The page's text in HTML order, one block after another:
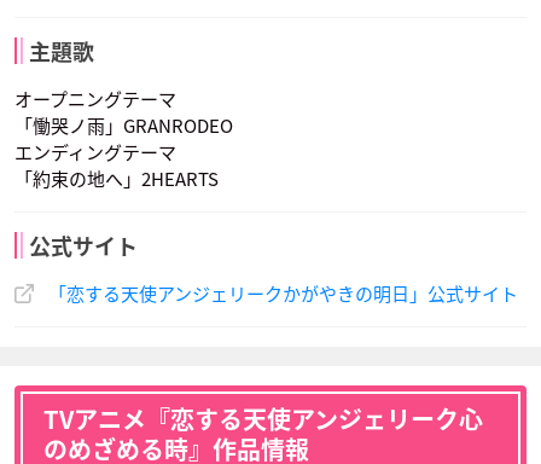
声優：立木文彦
主題歌
オープニングテーマ
「慟哭ノ雨」GRANRODEO
エンディングテーマ
「約束の地へ」2HEARTS
公式サイト
「恋する天使アンジェリークかがやきの明日」公式サイト
TVアニメ『恋する天使アンジェリーク心
のめざめる時』作品情報